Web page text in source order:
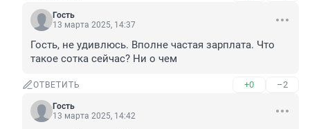
Гость
13 марта 2025, 14:37
Гость, не удивлюсь. Вполне частая зарплата. Что
такое сотка сейчас? Ни о чем
ОТВЕТИТЬ +0 –2
Гость
13 марта 2025, 14:42